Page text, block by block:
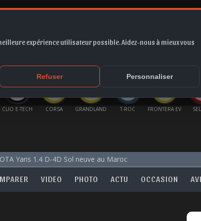
expérience utilisateur possible. Aidez-nous à mieux vous
Refuser Personnaliser
CLIO E-TECH CORSA GRANDLAND T-ROC FRONTERA EV
Yaris 1.4 D-4D Sol neuve au Maroc
VIDEO PHOTO ACTU OCCASION